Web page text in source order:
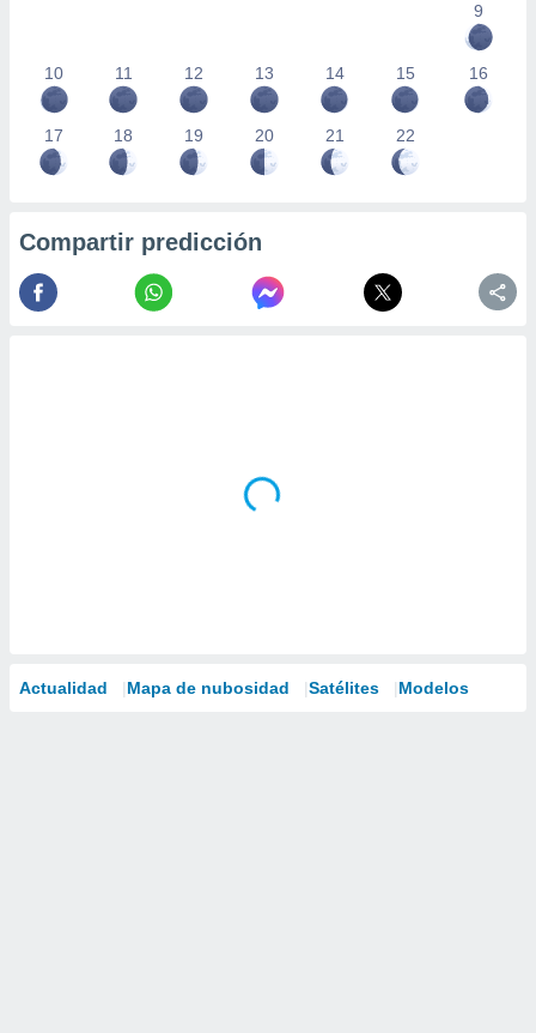
9
10 11 12 13 14 15 16
17 18 19 20 21 22
Compartir predicción
Actualidad Mapa de nubosidad Satélites Modelos